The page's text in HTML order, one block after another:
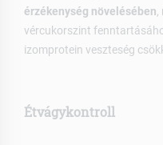
érzékenység növelésében
vércukorszint
izomprotein veszteség
Étvágykontroll